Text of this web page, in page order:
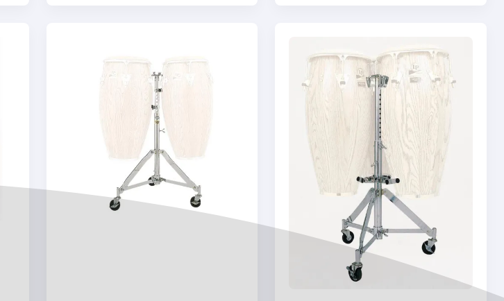
Ajouter au panier
Ajouter à ma liste Ajouter au panier
Ajouter à ma liste